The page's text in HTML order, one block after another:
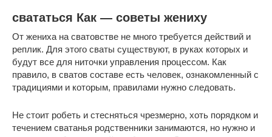
свататься Как — советы жениху
От жениха на сватовстве не много требуется действий и
реплик. Для этого сваты существуют, в руках которых и
будут все для ниточки управления процессом. Как
правило, в сватов составе есть человек, ознакомленный с
традициями и которым, правилами нужно следовать.
Не стоит робеть и стесняться чрезмерно, хоть порядком и
течением сватанья родственники занимаются, но нужно и